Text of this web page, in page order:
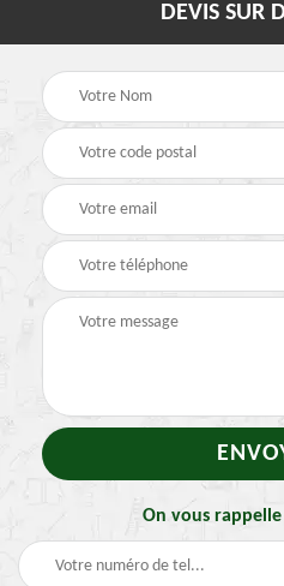
DEVIS SUR
On vous